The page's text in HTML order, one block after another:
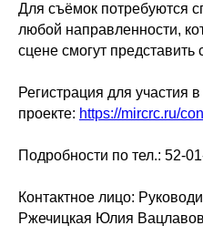
Для съёмок потребуются
любой направленности,
сцене смогут
Регистрация для участия в
проекте: https://mircrc.ru/
Подробности по тел.: 52-
Контактное лицо:
Ржечицкая Юлия